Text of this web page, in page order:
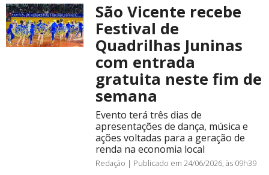
São Vicente recebe
Festival de
Quadrilhas Juninas
com entrada
gratuita neste fim de
semana
Evento terá três dias de
apresentações de dança, música e
ações voltadas para a geração de
renda na economia local
Redação | Publicado em 24/06/2026, às 09h39